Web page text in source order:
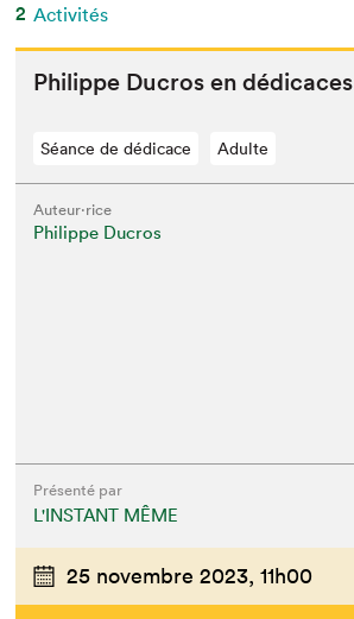
2 Activités
Philippe Ducros en dédicaces
Séance de dédicace Adulte
Auteur·rice
Philippe Ducros
Présenté par
L'INSTANT MÊME
25 novembre 2023, 11h00